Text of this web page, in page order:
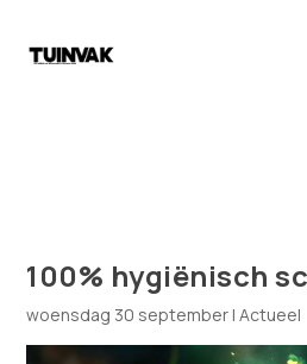
100% hygiënisch
woensdag 30 september |Actueel